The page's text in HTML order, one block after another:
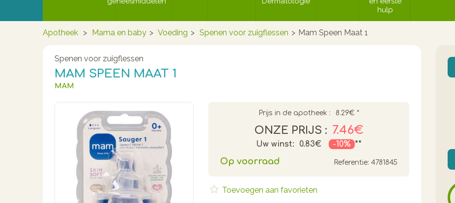
hulp
Apotheek > Mama en baby > Voeding > Spenen voor zuigflessen > Mam Speen Maat 1
Spenen voor zuigflessen
MAM SPEEN MAAT 1
MAM
Prijs in de apotheek : 8.29€ *
ONZE PRIJS : 7.46€
Uw winst: 0.83€ -10% **
Op voorraad Referentie: 4781845
Toevoegen aan favorieten